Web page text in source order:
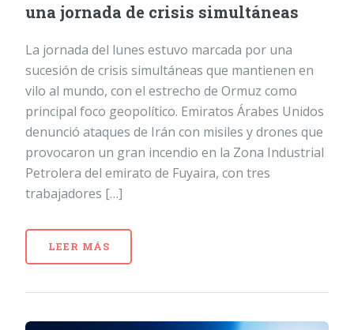
una jornada de crisis simultáneas
La jornada del lunes estuvo marcada por una
sucesión de crisis simultáneas que mantienen en
vilo al mundo, con el estrecho de Ormuz como
principal foco geopolítico. Emiratos Árabes Unidos
denunció ataques de Irán con misiles y drones que
provocaron un gran incendio en la Zona Industrial
Petrolera del emirato de Fuyaira, con tres
trabajadores […]
LEER MÁS